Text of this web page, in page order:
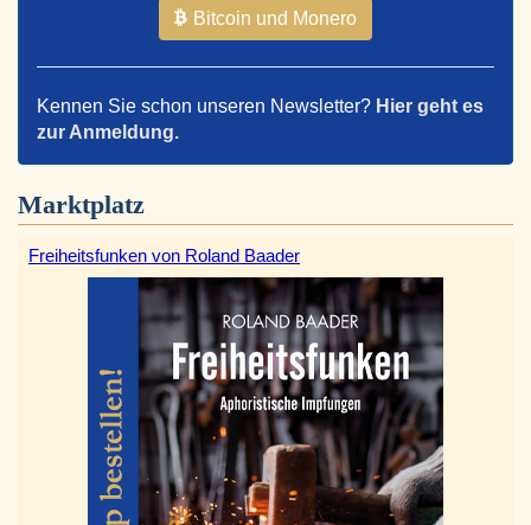
Bitcoin und Monero
Kennen Sie schon unseren Newsletter? Hier geht es
zur Anmeldung.
Marktplatz
Freiheitsfunken von Roland Baader